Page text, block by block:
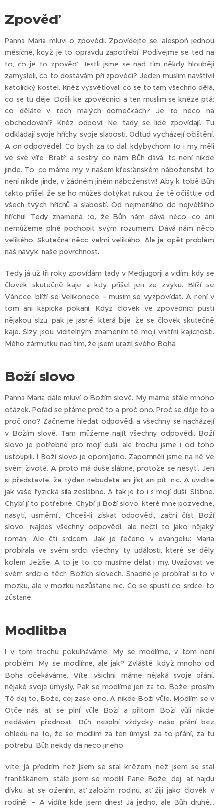
Zpověď
Panna Maria mluví o zpovědi. Zpovídejte se, alespoň jednou
měsíčně, když je to opravdu zapotřebí. Podívejme se teď na
to, co je to zpověď. Jestli jsme se nad tím někdy hlouběji
zamysleli, co to dostávám při zpovědi? Jeden muslim navštívil
katolický kostel. Kněz vysvětloval, co se to tam všechno dělá,
co se tu děje. Došli ke zpovědnici a ten muslim se kněze ptá:
co děláte v těch malých domečkách? Je to něco na
obchodování? Kněz odpoví: Ne, tady se lidé zpovídají. Tu
odkládají svoje hříchy, svoje slabosti. Odtud vycházejí očištění.
A on odpověděl: Co bych za to dal, kdybychom to i my měli
ve své víře. Bratři a sestry, co nám Bůh dává, to není nikde
jinde. To, co máme my v našem křesťanském náboženství, to
není nikde jinde, v žádném jiném náboženství! Aby k tobě Bůh
takto přišel, že se ho můžeš dotýkat rukou, že tě očišťuje od
všech tvých hříchů a slabostí. Od nejmenšího do největšího
hříchu! Tedy znamená to, že Bůh nám dává něco, co ani
nemůžeme plně pochopit svým rozumem. Dává nám něco
velikého. Skutečně něco velmi velikého. Ale je opět problém
náš návyk, naše povrchnost.
Tedy já už tři roky zpovídám tady v Medjugorji a vidím, kdy se
člověk skutečně kaje a kdy přišel jen ze zvyku. Blíží se
Vánoce, blíží se Velikonoce – musím se vyzpovídat. A není v
tom ani kapička pokání. Když člověk ve zpovědnici pustí
nějakou slzu, pak je jasné, která bije, že se člověk skutečně
kaje. Slzy jsou viditelným znamením té mojí vnitřní kajícnosti.
Mého zármutku nad tím, že jsem urazil svého Boha.
Boží slovo
Panna Maria dále mluví o Božím slově. My máme stále mnoho
otázek. Pořád se ptáme proč to a proč ono. Proč se děje to a
proč ono? Začneme hledat odpovědi a všechny se nacházejí
v Božím slově. Tam můžeme najít všechny odpovědi. Boží
slovo je potřebné pro mojí duši, ale trochu jsme i od toho
ustoupili. I Boží slovo je opomíjeno. Zapomněli jsme na ně ve
svém životě. A proto má duše slábne, protože se nesytí. Jen
si představte, že týden nebudete ani jíst ani pít, nic. A uvidíte
jak vaše fyzická síla zeslábne. A tak je to i s mojí duší. Slábne.
Chybí jí to potřebné. Chybí jí Boží slovo, které mne pozvedne,
nasytí, usměrní… Chceš-li získat odpovědi, začni číst Boží
slovo. Najdeš všechny odpovědi, ale nečti to jako nějaký
román. Ale čti srdcem. Jak je řečeno v evangeliu: Maria
probírala ve svém srdci všechny ty události, které se děly
kolem Ježíše. A to je to, co musíme dělat i my. Uvažovat ve
svém srdci o těch Božích slovech. Snadné je probírat si to v
mozku, ale v mozku nezůstane nic. Co se spustí do srdce, to
zůstane.
Modlitba
I v tom trochu pokulháváme. My se modlíme, v tom není
problém. My se modlíme, ale jak? Zvláště, když mnoho od
Boha očekáváme. Víte, všichni máme nějaká svoje přání,
nějaké svoje úmysly. Pak se modlíme jen za to. Bože, prosím
Tě dej to, Bože, dej zase ono. A nikde Boží vůle. Modlím se v
Otče náš, ať se plní vůle Boží a přitom Boží vůli nikde
nedávám přednost. Bůh nesplní vždycky naše přání bez
ohledu na to, že se modlím za ten úmysl, za to přání, za tu
potřebu. Bůh někdy dá něco jiného.
Víte, já předtím než jsem se stal knězem, než jsem se stal
františkánem, stále jsem se modlil: Pane Bože, dej, ať najdu
dívku, ať se ožením, ať založím rodinu, ať žiji jako člověk v
rodině. – A vidíte kde jsem dnes! Já jedno, ale Bůh druhé…